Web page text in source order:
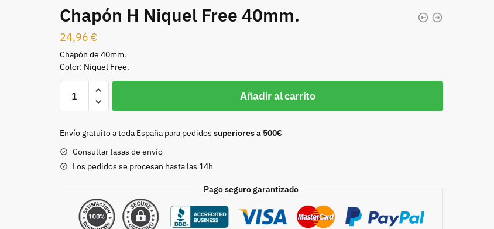
Chapón H Niquel Free 40mm.
24,96 €
Chapón de 40mm.
Color: Niquel Free.
Free
40mm.
cantidad
Añadir al carrito
Envío gratuito a toda España para pedidos superiores a 500€
Consultar tasas de envío
Los pedidos se procesan hasta las 14h
Pago seguro garantizado